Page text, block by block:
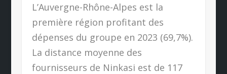
L’Auvergne-Rhône-Alpes est la
première région profitant des
dépenses du groupe en 2023 (69,7%).
La distance moyenne des
fournisseurs de Ninkasi est de 117